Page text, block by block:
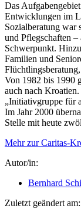
Das
Entwicklungen im
Sozialberatung war
und Pflegschaften –
Schwerpunkt.
Familien und
Von 1982 bis 1990
auch nach
„Initiativgruppe für
Im Jahr 2000
Stelle mit heute
Mehr zur Caritas-
Autor/in:
Bernhard
Zuletzt geändert am: